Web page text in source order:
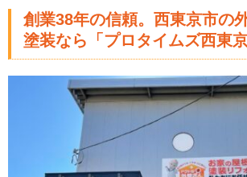
創業38年の信頼。西東京市の
塗装なら「プロタイムズ西東